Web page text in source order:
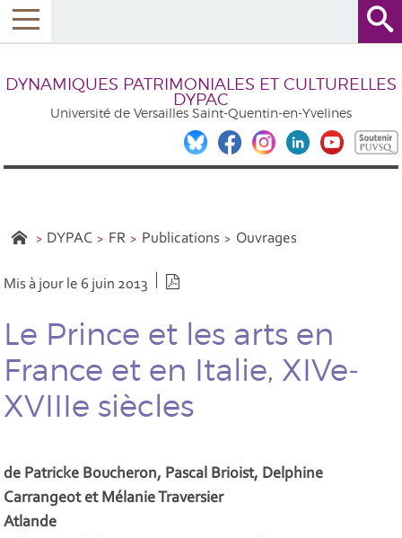
DYNAMIQUES PATRIMONIALES ET CULTURELLES
DYPAC
Université de Versailles Saint-Quentin-en-Yvelines
DYPAC FR Publications Ouvrages
Mis à jour le 6 juin 2013
Le Prince et les arts en
France et en Italie, XIVe-
XVIIIe siècles
de Patricke Boucheron, Pascal Brioist, Delphine
Carrangeot et Mélanie Traversier
Atlande